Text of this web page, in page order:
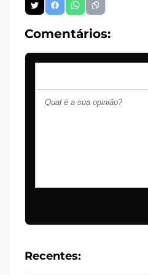
Comentários:
Recentes: